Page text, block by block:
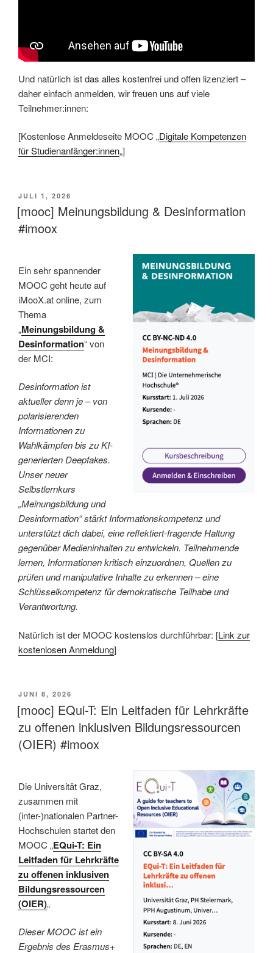
Und natürlich ist das alles kostenfrei und offen lizenziert –
daher einfach anmelden, wir freuen uns auf viele
Teilnehmer:innen:
[Kostenlose Anmeldeseite MOOC „Digitale Kompetenzen
für Studienanfänger:innen„]
VERÖFFENTLICHT
AM
JULI 1, 2026
[mooc] Meinungsbildung & Desinformation
#imoox
Ein sehr spannender
MOOC geht heute auf
iMooX.at online, zum
Thema
„Meinungsbildung &
Desinformation“ von
der MCI:
Desinformation ist
aktueller denn je – von
polarisierenden
Informationen zu
Wahlkämpfen bis zu KI-
generierten Deepfakes.
Unser neuer
Selbstlernkurs
„Meinungsbildung und
Desinformation“ stärkt Informationskompetenz und
unterstützt dich dabei, eine reflektiert-fragende Haltung
gegenüber Medieninhalten zu entwickeln. Teilnehmende
lernen, Informationen kritisch einzuordnen, Quellen zu
prüfen und manipulative Inhalte zu erkennen – eine
Schlüsselkompetenz für demokratische Teilhabe und
Verantwortung.
Natürlich ist der MOOC kostenslos durchführbar: [Link zur
kostenlosen Anmeldung]
VERÖFFENTLICHT
AM
JUNI 8, 2026
[mooc] EQui-T: Ein Leitfaden für Lehrkräfte
zu offenen inklusiven Bildungsressourcen
(OIER) #imoox
Die Universität Graz,
zusammen mit
(inter-)nationalen Partner-
Hochschulen startet den
MOOC „EQui-T: Ein
Leitfaden für Lehrkräfte
zu offenen inklusiven
Bildungsressourcen
(OIER)„
Dieser MOOC ist ein
Ergebnis des Erasmus+